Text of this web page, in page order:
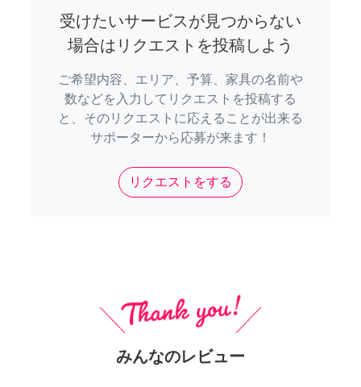
受けたいサービスが見つからない
場合はリクエストを投稿しよう
ご希望内容、エリア、予算、家具の名前や
数などを入力してリクエストを投稿する
と、そのリクエストに応えることが出来る
サポーターから応募が来ます！
リクエストをする
みんなのレビュー